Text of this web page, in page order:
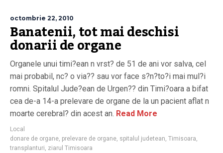
octombrie 22, 2010
Banatenii, tot mai deschisi
donarii de organe
Organele unui timi?ean n vrst? de 51 de ani vor salva, cel
mai probabil, nc? o via?? sau vor face s?n?to?i mai mul?i
romni. Spitalul Jude?ean de Urgen?? din Timi?oara a bifat
cea de-a 14-a prelevare de organe de la un pacient aflat n
moarte cerebral? din acest an. Read More
Local
donare de organe, prelevare de organe, spitalul judetean, Timisoara,
transplanturi, ziarul Timisoara